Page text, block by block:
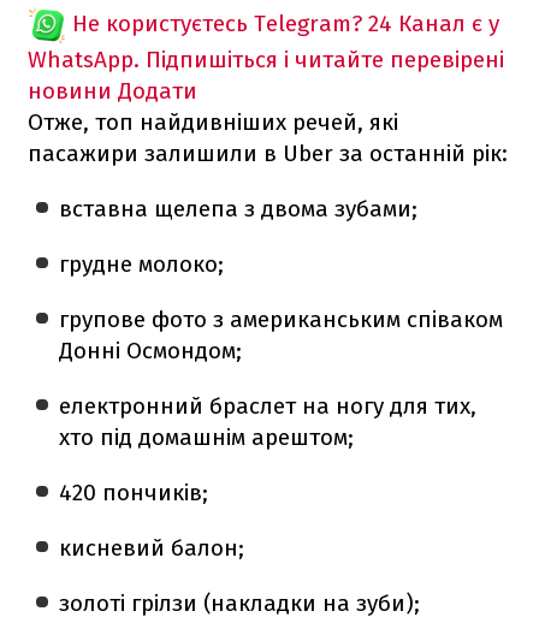
Не користуєтесь Telegram? 24 Канал є у
WhatsApp. Підпишіться і читайте перевірені
новини Додати
Отже, топ найдивніших речей, які
пасажири залишили в Uber за останній рік:
вставна щелепа з двома зубами;
грудне молоко;
групове фото з американським співаком
Донні Осмондом;
електронний браслет на ногу для тих,
хто під домашнім арештом;
420 пончиків;
кисневий балон;
золоті грілзи (накладки на зуби);